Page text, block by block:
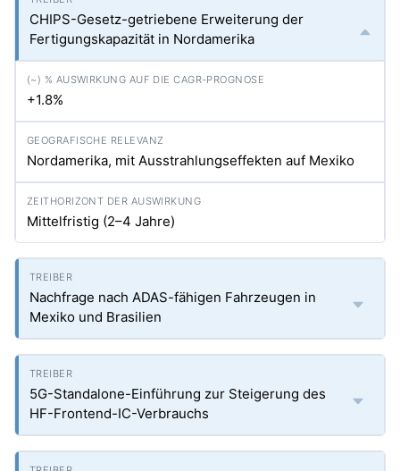
CHIPS-Gesetz-getriebene Erweiterung der
Fertigungskapazität in Nordamerika
+1.8%
Nordamerika, mit Ausstrahlungseffekten auf Mexiko
Mittelfristig (2–4 Jahre)
Nachfrage nach ADAS-fähigen Fahrzeugen in
Mexiko und Brasilien
5G-Standalone-Einführung zur Steigerung des
HF-Frontend-IC-Verbrauchs